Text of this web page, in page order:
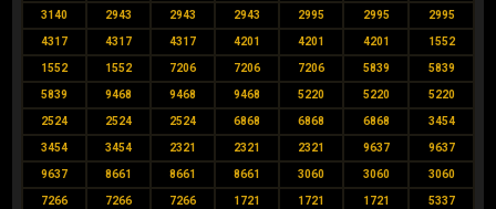
3140 2943 2943 2943 2995 2995 2995
4317 4317 4317 4201 4201 4201 1552
1552 1552 7206 7206 7206 5839 5839
5839 9468 9468 9468 5220 5220 5220
2524 2524 2524 6868 6868 6868 3454
3454 3454 2321 2321 2321 9637 9637
9637 8661 8661 8661 3060 3060 3060
7266 7266 7266 1721 1721 1721 5337